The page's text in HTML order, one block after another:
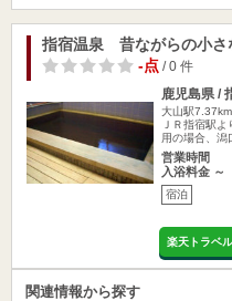
指宿温泉 昔ながらの小
-点/ 0 件
鹿児島県 /
大山駅7.37km
ＪＲ指宿駅
用の場合、潟
営業時間
入浴料金 ～
宿泊
楽天トラベ
関連情報から探す